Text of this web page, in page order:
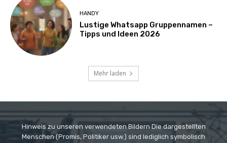
HANDY
Lustige Whatsapp Gruppennamen –
Tipps und Ideen 2026
Mehr laden
Hinweis zu unseren verwendeten Bildern Die dargestellten
Menschen (Promis, Politiker usw.) sind lediglich symbolisch